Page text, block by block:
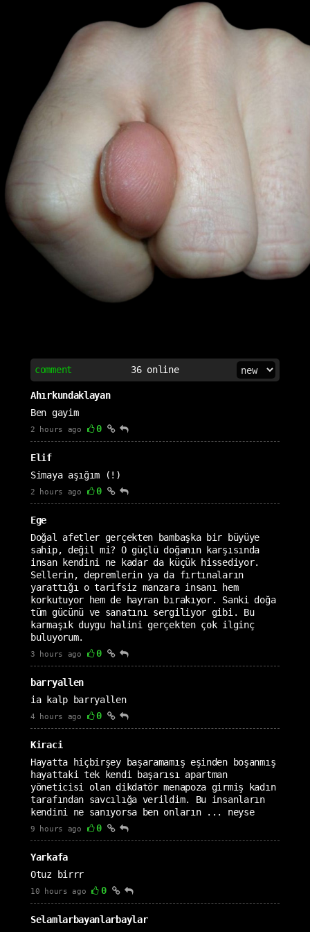
comment 36online
Ahırkundaklayan
Ben gayim
2 hours ago 0
Elif
Simaya aşığım (!)
2 hours ago 0
Ege
Doğal afetler gerçekten bambaşka bir büyüye
sahip, değil mi? O güçlü doğanın karşısında
insan kendini ne kadar da küçük hissediyor.
Sellerin, depremlerin ya da fırtınaların
yarattığı o tarifsiz manzara insanı hem
korkutuyor hem de hayran bırakıyor. Sanki doğa
tüm gücünü ve sanatını sergiliyor gibi. Bu
karmaşık duygu halini gerçekten çok ilginç
buluyorum.
3 hours ago 0
barryallen
ia kalp barryallen
4 hours ago 0
Kiraci
Hayatta hiçbirşey başaramamış eşinden boşanmış
hayattaki tek kendi başarısı apartman
yöneticisi olan dikdatör menapoza girmiş kadın
tarafından savcılığa verildim. Bu insanların
kendini ne sanıyorsa ben onların ... neyse
9 hours ago 0
Yarkafa
Otuz birrr
10 hours ago 0
Selamlarbayanlarbaylar